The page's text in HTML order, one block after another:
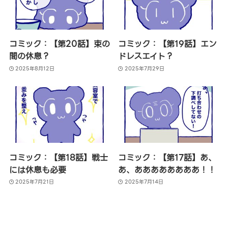
コミック：【第20話】束の
間の休息？
2025年8月12日
コミック：【第19話】エン
ドレスエイト？
2025年7月29日
コミック：【第18話】戦士
には休息も必要
2025年7月21日
コミック：【第17話】あ、
あ、ああああああああ！！
2025年7月14日